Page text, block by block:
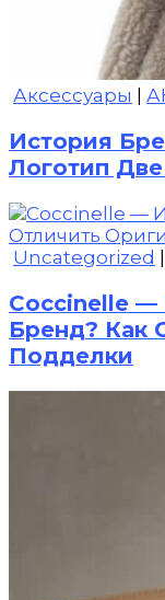
Аксессуары
История
Логотип
Uncategorized
Coccinelle —
Бренд? Как
Подделки